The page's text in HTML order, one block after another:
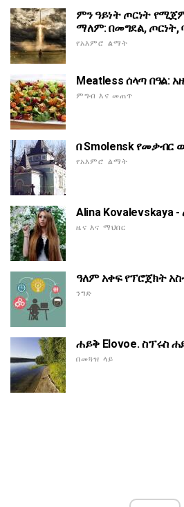
ምን ዓይነት ጦርነት
ማለም: በመግደል, ጦርነት,
የአእምሮ ልማት
Meatless ሰላጣ በዓል:
ምግብ እና መጠጥ
በ Smolensk የመቃብር
የአእምሮ ልማት
Alina Kovalevskaya
ዜና እና ማህበር
ዓለም አቀፍ የፕሮጀክት
ንግድ
ሐይቅ Elovoe. ስፕሩስ
በመጓዝ ላይ